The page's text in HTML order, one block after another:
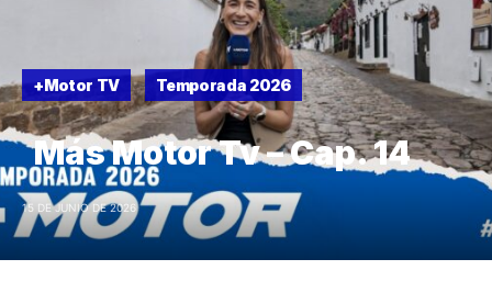
+Motor TV Temporada 2026
Más Motor Tv – Cap. 14
15 DE JUNIO DE 2026